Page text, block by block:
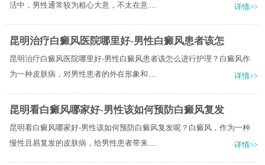
活中，男性通常较为粗心大意，不太在意.....
详情>>
昆明治疗白癜风医院哪里好-男性白癜风患者该怎
昆明治疗白癜风医院哪里好-男性白癜风患者该怎么进行护理？白癜风作
为一种皮肤病，对男性患者的外在形象和.....
详情>>
昆明看白癜风哪家好-男性该如何预防白癜风复发
昆明看白癜风哪家好-男性该如何预防白癜风复发呢？白癜风，作为一种
慢性且易复发的皮肤病，给男性患者带来.....
详情>>